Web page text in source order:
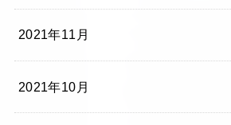
2021年11月
2021年10月